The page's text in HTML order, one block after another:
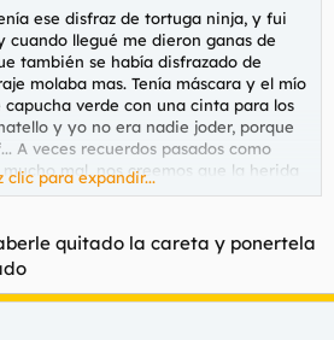
ese disfraz de tortuga ninja, y fui
cuando llegué me dieron ganas de
también se había disfrazado de
molaba mas. Tenía máscara y el mío
capucha verde con una cinta para los
y yo no era nadie joder, porque
A veces recuerdos pasados como
mal, nos creemos que la herida
clic para expandir...
quitado la careta y ponertela